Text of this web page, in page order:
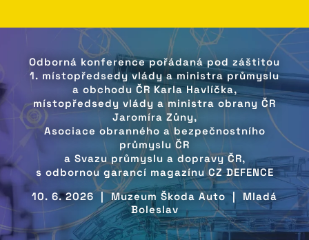
Odborná konference pořádaná pod záštitou
1. místopředsedy vlády a ministra průmyslu
a obchodu ČR Karla Havlíčka,
místopředsedy vlády a ministra obrany ČR
Jaromíra Zůny,
Asociace obranného a bezpečnostního
průmyslu ČR
a Svazu průmyslu a dopravy ČR,
s odbornou garancí magazínu CZ DEFENCE
10. 6. 2026 | Muzeum Škoda Auto | Mladá
Boleslav